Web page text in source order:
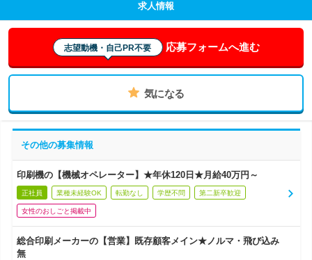
求人情報
志望動機・自己PR不要 応募フォームへ進む
気になる
その他の募集情報
印刷機の【機械オペレーター】★年休120日★月給40万円～
正社員 業種未経験OK 転勤なし 学歴不問 第二新卒歓迎
女性のおしごと掲載中
総合印刷メーカーの【営業】既存顧客メイン★ノルマ・飛び込み
無